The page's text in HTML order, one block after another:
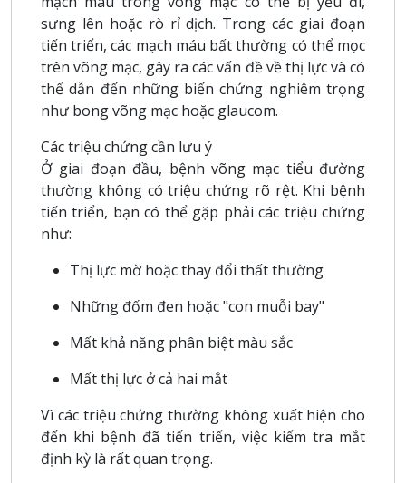
sưng lên hoặc rò rỉ dịch. Trong các giai đoạn
tiến triển, các mạch máu bất thường có thể mọc
trên võng mạc, gây ra các vấn đề về thị lực và có
thể dẫn đến những biến chứng nghiêm trọng
như bong võng mạc hoặc glaucom.
Các triệu chứng cần lưu ý
Ở giai đoạn đầu, bệnh võng mạc tiểu đường
thường không có triệu chứng rõ rệt. Khi bệnh
tiến triển, bạn có thể gặp phải các triệu chứng
như:
Thị lực mờ hoặc thay đổi thất thường
Những đốm đen hoặc "con muỗi bay"
Mất khả năng phân biệt màu sắc
Mất thị lực ở cả hai mắt
Vì các triệu chứng thường không xuất hiện cho
đến khi bệnh đã tiến triển, việc kiểm tra mắt
định kỳ là rất quan trọng.